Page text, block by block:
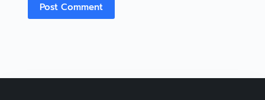
Post Comment